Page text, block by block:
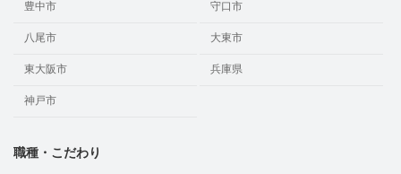
豊中市 守口市
八尾市 大東市
東大阪市 兵庫県
神戸市
職種・こだわり